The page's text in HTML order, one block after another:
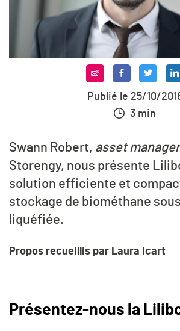
Publié le 25/10/
3 min
Swann Robert, asset manager
Storengy, nous présente
solution efficiente et
stockage de biométhane
liquéfiée.
Propos recueillis par Laura Icart
Présentez-nous la